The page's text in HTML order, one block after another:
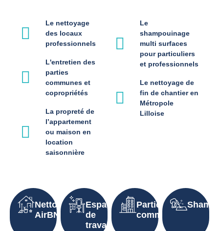
Le nettoyage
des locaux
professionnels
L'entretien des
parties
communes et
copropriétés
La propreté de
l’appartement
ou maison en
location
saisonnière
Le
shampouinage
multi surfaces
pour particuliers
et professionnels
Le nettoyage de
fin de chantier en
Métropole
Lilloise
Nettoyage
AirBNB
Espaces
de
travail
Parties
communes